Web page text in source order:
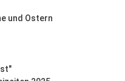
und Ostern